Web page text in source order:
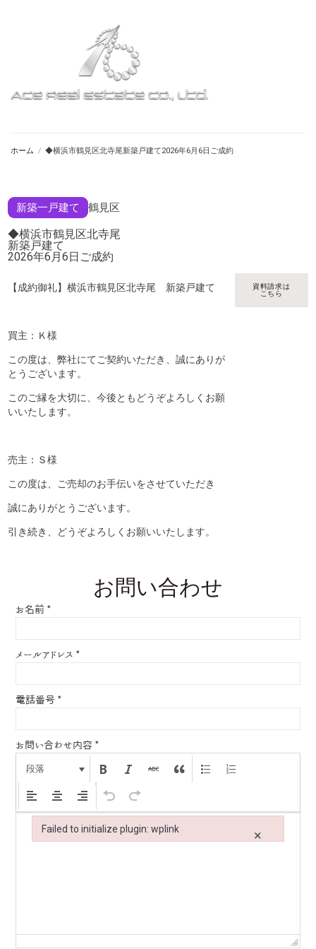
ホーム / ◆横浜市鶴見区北寺尾新築戸建て2026年6月6日ご成約
新築一戸建て 鶴見区
◆横浜市鶴見区北寺尾
新築戸建て
2026年6月6日ご成約
【成約御礼】横浜市鶴見区北寺尾 新築戸建て
買主：Ｋ様
この度は、弊社にてご契約いただき、誠にありが
とうございます。
このご縁を大切に、今後ともどうぞよろしくお願
いいたします。
売主：Ｓ様
この度は、ご売却のお手伝いをさせていただき
誠にありがとうございます。
引き続き、どうぞよろしくお願いいたします。
資料請求は
こちら
お問い合わせ
お名前 *
メールアドレス *
電話番号 *
お問い合わせ内容 *
段落
Failed to initialize plugin: wplink ×
Failed to initialize plugin: wplink